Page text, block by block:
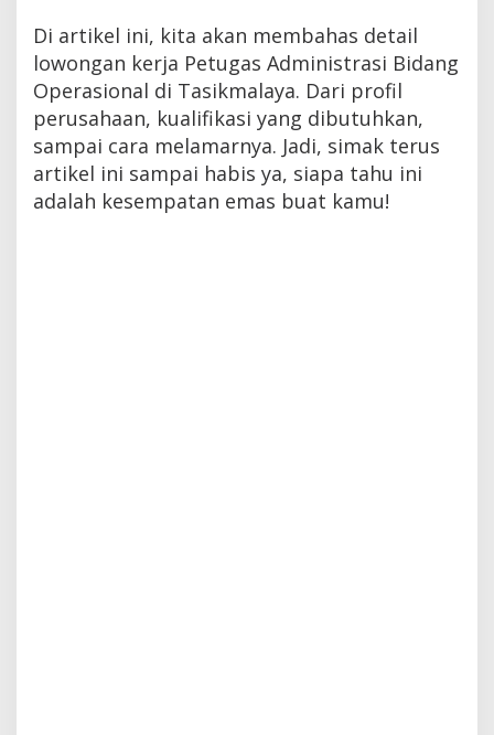
Di artikel ini, kita akan membahas detail
lowongan kerja Petugas Administrasi Bidang
Operasional di Tasikmalaya. Dari profil
perusahaan, kualifikasi yang dibutuhkan,
sampai cara melamarnya. Jadi, simak terus
artikel ini sampai habis ya, siapa tahu ini
adalah kesempatan emas buat kamu!